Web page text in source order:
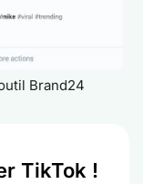
Brand24
TikTok !